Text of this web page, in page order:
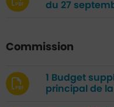
du 27
Commission
1 Budget
principal de la